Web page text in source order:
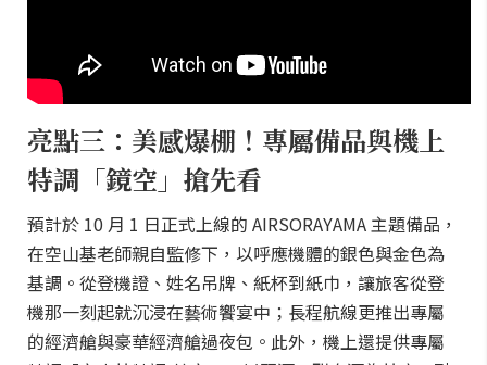
亮點三：美感爆棚！專屬備品與機上
特調「鏡空」搶先看
預計於 10 月 1 日正式上線的 AIRSORAYAMA 主題備品，
在空山基老師親自監修下，以呼應機體的銀色與金色為
基調。從登機證、姓名吊牌、紙杯到紙巾，讓旅客從登
機那一刻起就沉浸在藝術饗宴中；長程航線更推出專屬
的經濟艙與豪華經濟艙過夜包。此外，機上還提供專屬